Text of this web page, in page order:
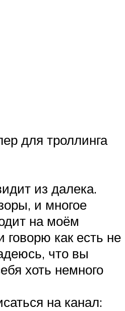
для троллинга
из далека.
и многое
на моём
как есть не
что вы
хоть немного
на канал: